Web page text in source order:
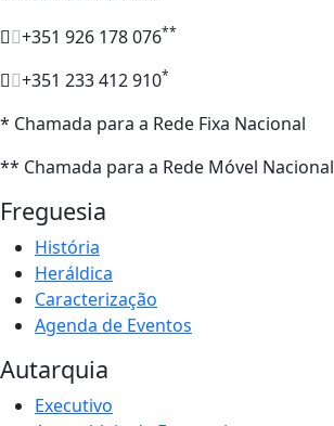
+351 926 178 076**
+351 233 412 910*
* Chamada para a Rede Fixa Nacional
** Chamada para a Rede Móvel Nacional
Freguesia
História
Heráldica
Caracterização
Agenda de Eventos
Autarquia
Executivo